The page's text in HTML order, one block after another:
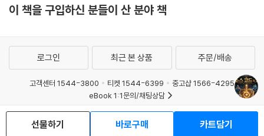
이 책을 구입하신 분들이 산 분야 책
선물하기 바로구매 카트담기
로그인 최근 본 상품 주문/배송
고객센터 1544-3800 티켓 1544-6399
중고샵 1566-4295
eBook 1:1문의/채팅상담
예스이십사(주) 사업자 정보
이용약관
개인정보처리방침 청소년보호정책